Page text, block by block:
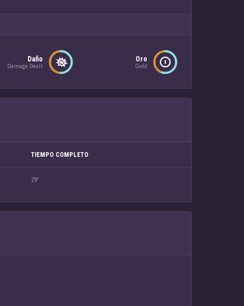
Daño
Damage Dealt
Oro
Gold
TIEMPO COMPLETO
29'